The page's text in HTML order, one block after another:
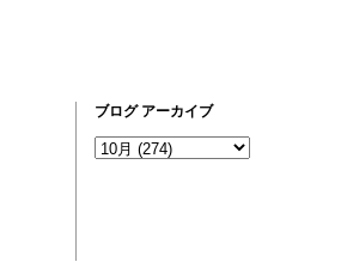
ブログ アーカイブ